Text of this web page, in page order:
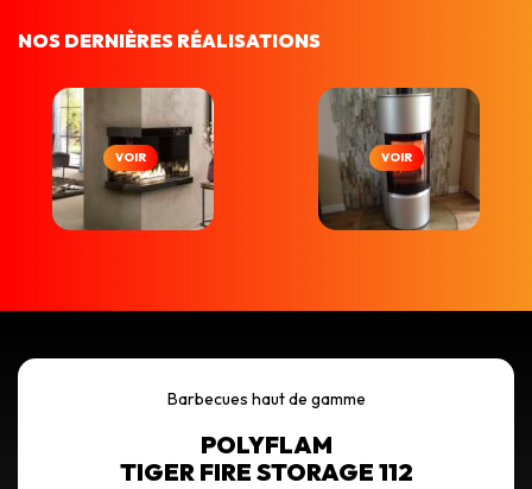
NOS DERNIÈRES RÉALISATIONS
VOIR VOIR
Barbecues haut de gamme
POLYFLAM
TIGER FIRE STORAGE 112